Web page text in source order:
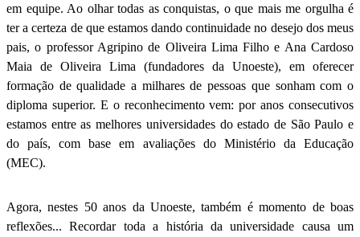
em equipe. Ao olhar todas as conquistas, o que mais me orgulha é
ter a certeza de que estamos dando continuidade no desejo dos meus
pais, o professor Agripino de Oliveira Lima Filho e Ana Cardoso
Maia de Oliveira Lima (fundadores da Unoeste), em oferecer
formação de qualidade a milhares de pessoas que sonham com o
diploma superior. E o reconhecimento vem: por anos consecutivos
estamos entre as melhores universidades do estado de São Paulo e
do país, com base em avaliações do Ministério da Educação
(MEC).
Agora, nestes 50 anos da Unoeste, também é momento de boas
reflexões... Recordar toda a história da universidade causa um